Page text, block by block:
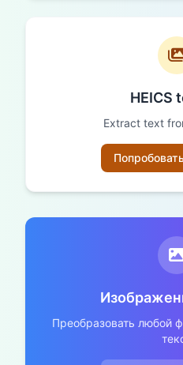
HEICS
Extract text
Преобразовать любой